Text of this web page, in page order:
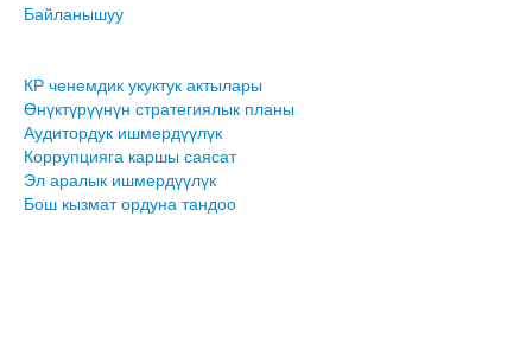
Байланышуу
КР ченемдик укуктук актылары
Өнүктүрүүнүн стратегиялык планы
Аудитордук ишмердүүлүк
Коррупцияга каршы саясат
Эл аралык ишмердүүлүк
Бош кызмат ордуна тандоо